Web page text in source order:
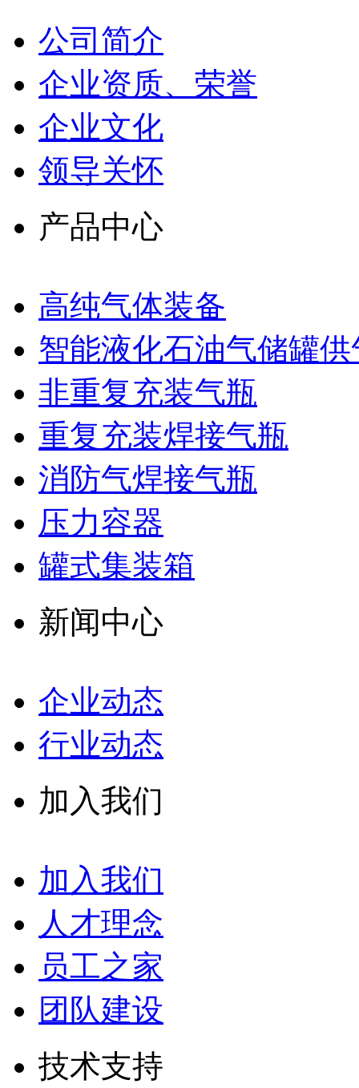
公司简介
企业资质、荣誉
企业文化
领导关怀
产品中心
高纯气体装备
智能液化石油气储罐
非重复充装气瓶
重复充装焊接气瓶
消防气焊接气瓶
压力容器
罐式集装箱
新闻中心
企业动态
行业动态
加入我们
加入我们
人才理念
员工之家
团队建设
技术支持